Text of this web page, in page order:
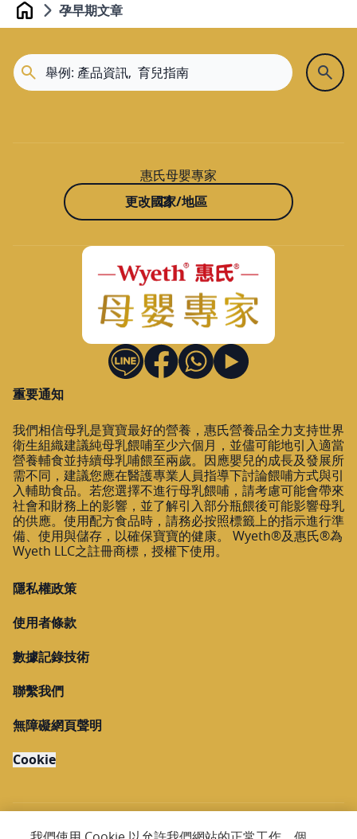
Home 孕早期文章
惠氏母嬰專家
更改國家/地區
重要通知
我們相信母乳是寶寶最好的營養，惠氏營養品全力支持世界
衛生組織建議純母乳餵哺至少六個月，並儘可能地引入適當
營養輔食並持續母乳哺餵至兩歲。因應嬰兒的成長及發展所
需不同，建議您應在醫護專業人員指導下討論餵哺方式與引
入輔助食品。若您選擇不進行母乳餵哺，請考慮可能會帶來
社會和財務上的影響，並了解引入部分瓶餵後可能影響母乳
的供應。使用配方食品時，請務必按照標籤上的指示進行準
備、使用與儲存，以確保寶寶的健康。 Wyeth®及惠氏®為
Wyeth LLC之註冊商標，授權下使用。
隱私權政策
使用者條款
數據記錄技術
聯繫我們
無障礙網頁聲明
Cookie